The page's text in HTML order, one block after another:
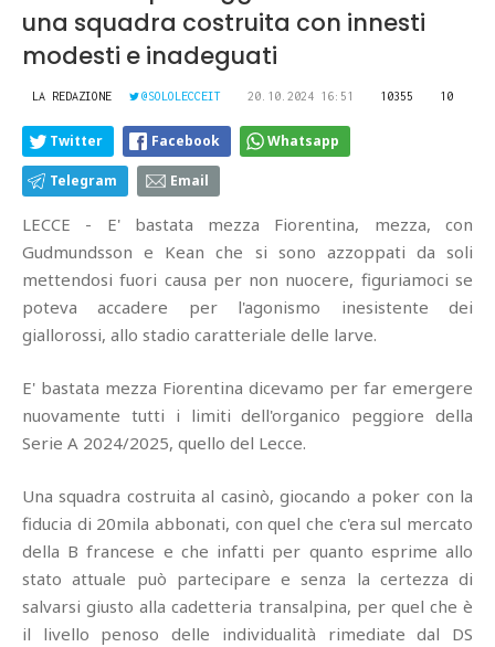
una squadra costruita con innesti
modesti e inadeguati
LA REDAZIONE @SOLOLECCEIT 20.10.2024 16:51 10355 10
Twitter Facebook Whatsapp
Telegram Email
LECCE - E' bastata mezza Fiorentina, mezza, con
Gudmundsson e Kean che si sono azzoppati da soli
mettendosi fuori causa per non nuocere, figuriamoci se
poteva accadere per l'agonismo inesistente dei
giallorossi, allo stadio caratteriale delle larve.
E' bastata mezza Fiorentina dicevamo per far emergere
nuovamente tutti i limiti dell'organico peggiore della
Serie A 2024/2025, quello del Lecce.
Una squadra costruita al casinò, giocando a poker con la
fiducia di 20mila abbonati, con quel che c'era sul mercato
della B francese e che infatti per quanto esprime allo
stato attuale può partecipare e senza la certezza di
salvarsi giusto alla cadetteria transalpina, per quel che è
il livello penoso delle individualità rimediate dal DS